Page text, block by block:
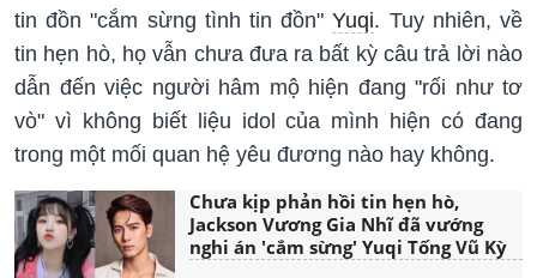
tin đồn "cắm sừng tình tin đồn"Yuqi. Tuy nhiên, về
tin hẹn hò, họ vẫn chưa đưa ra bất kỳ câu trả lời nào
dẫn đến việc người hâm mộ hiện đang "rối như tơ
vò" vì không biết liệu idol của mình hiện có đang
trong một mối quan hệ yêu đương nào hay không.
Chưa kịp phản hồi tin hẹn hò,
Jackson Vương Gia Nhĩ đã vướng
nghi án 'cắm sừng' Yuqi Tống Vũ Kỳ